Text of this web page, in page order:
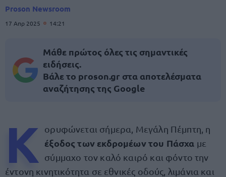
Proson Newsroom
17 Απρ 2025 14:21
Μάθε πρώτος όλες τις σημαντικές
ειδήσεις.
Βάλε το proson.gr στα αποτελέσματα
αναζήτησης της Google
Κ ορυφώνεται σήμερα, Μεγάλη Πέμπτη, η
έξοδος των εκδρομέων του Πάσχα με
σύμμαχο τον καλό καιρό και φόντο την
έντονη κινητικότητα σε εθνικές οδούς, λιμάνια και